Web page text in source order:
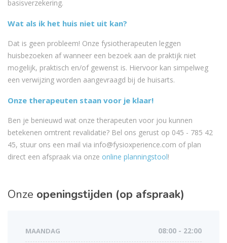
basisverzekering.
Wat als ik het huis niet uit kan?
Dat is geen probleem! Onze fysiotherapeuten leggen
huisbezoeken af wanneer een bezoek aan de praktijk niet
mogelijk, praktisch en/of gewenst is. Hiervoor kan simpelweg
een verwijzing worden aangevraagd bij de huisarts.
Onze therapeuten staan voor je klaar!
Ben je benieuwd wat onze therapeuten voor jou kunnen
betekenen omtrent revalidatie? Bel ons gerust op 045 - 785 42
45, stuur ons een mail via info@fysioxperience.com of plan
direct een afspraak via onze online planningstool!
Onze openingstijden (op afspraak)
MAANDAG 08:00 - 22:00